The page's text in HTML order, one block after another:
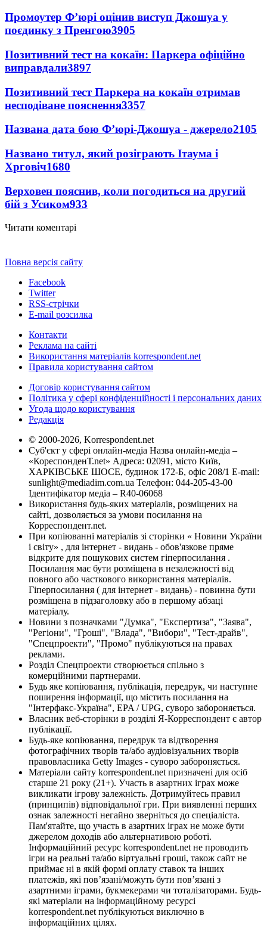
Промоутер Ф’юрі оцінив виступ Джошуа у
поєдинку з Пренгою3905
Позитивний тест на кокаїн: Паркера офіційно
виправдали3897
Позитивний тест Паркера на кокаїн отримав
несподіване пояснення3357
Названа дата бою Ф’юрі-Джошуа - джерело2105
Названо титул, який розіграють Ітаума і
Хрговіч1680
Верховен пояснив, коли погодиться на другий
бій з Усиком933
Читати коментарі
Повна версія сайту
Facebook
Twitter
RSS-стрічки
E-mail розсилка
Контакти
Реклама на сайті
Використання матеріалів korrespondent.net
Правила користування сайтом
Договір користування сайтом
Політика у сфері конфіденційності і персональних даних
Угода щодо користування
Редакція
© 2000-2026, Korrespondent.net
Суб'єкт у сфері онлайн-медіа Назва онлайн-медіа –
«КореспонденТ.net» Адреса: 02091, місто Київ,
ХАРКІВСЬКЕ ШОСЕ, будинок 172-Б, офіс 208/1 E-mail:
sunlight@mediadim.com.ua Телефон: 044-205-43-00
Ідентифікатор медіа – R40-06068
Використання будь-яких матеріалів, розміщених на
сайті, дозволяється за умови посилання на
Корреспондент.net.
При копіюванні матеріалів зі сторінки « Новини України
і світу» , для інтернет - видань - обов'язкове пряме
відкрите для пошукових систем гіперпосилання .
Посилання має бути розміщена в незалежності від
повного або часткового використання матеріалів.
Гіперпосилання ( для інтернет - видань) - повинна бути
розміщена в підзаголовку або в першому абзаці
матеріалу.
Новини з позначками "Думка", "Експертиза", "Заява",
"Регіони", "Гроші", "Влада", "Вибори", "Тест-драйв",
"Спецпроекти", "Промо" публікуються на правах
реклами.
Розділ Спецпроекти створюється спільно з
комерційними партнерами.
Будь яке копіювання, публікація, передрук, чи наступне
поширення інформації, що містить посилання на
"Інтерфакс-Україна", EPA / UPG, суворо забороняється.
Власник веб-сторінки в розділі Я-Корреспондент є автор
публікації.
Будь-яке копіювання, передрук та відтворення
фотографічних творів та/або аудіовізуальних творів
правовласника Getty Images - суворо забороняється.
Матеріали сайту korrespondent.net призначені для осіб
старше 21 року (21+). Участь в азартних іграх може
викликати ігрову залежність. Дотримуйтесь правил
(принципів) відповідальної гри. При виявленні перших
ознак залежності негайно зверніться до спеціаліста.
Пам'ятайте, що участь в азартних іграх не може бути
джерелом доходів або альтернативою роботі.
Інформаційний ресурс korrespondent.net не проводить
ігри на реальні та/або віртуальні гроші, також сайт не
приймає ні в якій формі оплату ставок та інших
платежів, які пов’язані/можуть бути пов’язані з
азартними іграми, букмекерами чи тоталізаторами. Будь-
які матеріали на інформаційному ресурсі
korrespondent.net публікуються виключно в
інформаційних цілях.